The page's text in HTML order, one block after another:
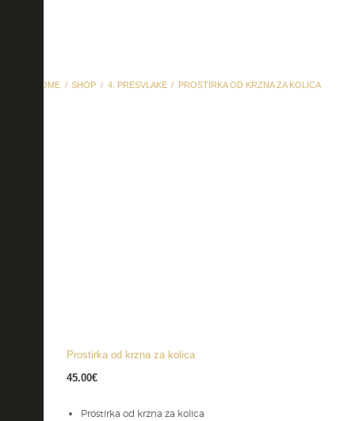
HOME SHOP 4. PRESVLAKE PROSTIRKA OD KRZNA ZA KOLICA
Prostirka od krzna za kolica
45.00€
Prostirka od krzna za kolica